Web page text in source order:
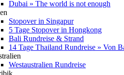
Dubai » The world is not enough
Stopover in Singapur
5 Tage Stopover in Hongkong
Bali Rundreise & Strand
14 Tage Thailand Rundreise » Von
Westaustralien Rundreise